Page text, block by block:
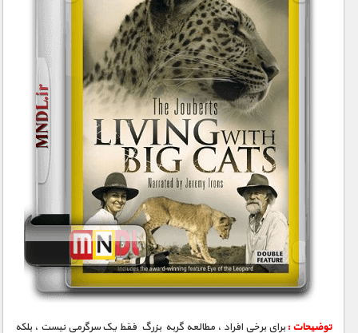
توضیحات : برای برخی افراد ، مطالعه گربه بزرگ فقط یک سرگرمی نیست ، بلکه